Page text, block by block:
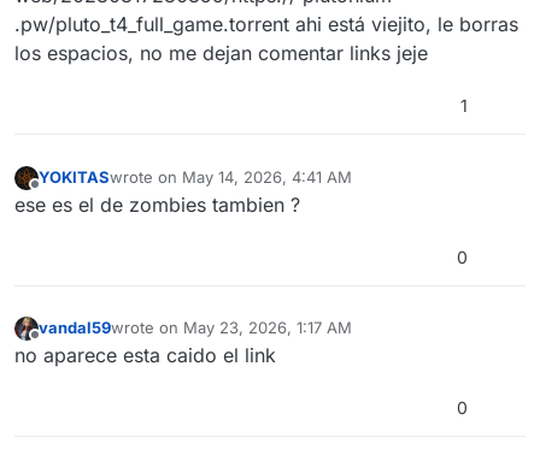
ESTA EL ARCHIVO DEL JUEGO SE LO
AGRADECERIA
.pw/pluto_t4_full_game.torrent ahi está viejito, le borras
los espacios, no me dejan comentar links jeje
1
YOKITASwrote on May 14, 2026, 4:41 AM
last edited by
ese es el de zombies tambien ?
0
vandal59wrote on May 23, 2026, 1:17 AM
last edited by
no aparece esta caido el link
0